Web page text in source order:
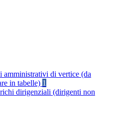
amministrativi di vertice (da
in tabelle) 1
dirigenziali (dirigenti non